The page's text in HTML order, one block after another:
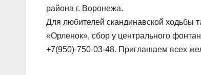
района г. Воронежа.
Для любителей скандинавской ходьбы
«Орленок», сбор у центрального
+7(950)-750-03-48. Приглашаем всех